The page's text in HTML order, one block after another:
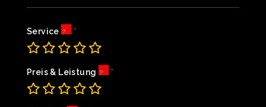
Service
Preis & Leistung